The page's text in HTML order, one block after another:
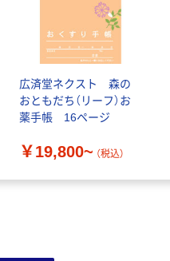
広済堂ネクスト 森の
おともだち（リーフ）お
薬手帳 16ページ
￥19,800~ （税込）